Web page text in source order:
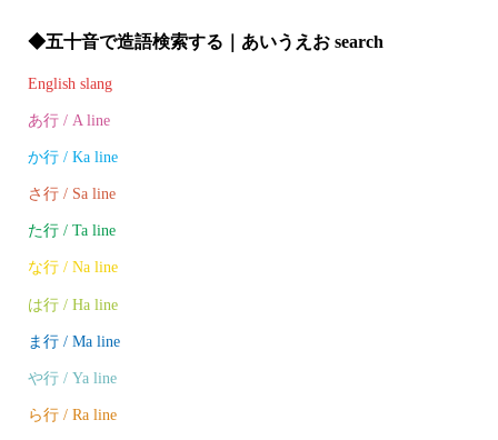
◆五十音で造語検索する｜あいうえお search
English slang
あ行 / A line
か行 / Ka line
さ行 / Sa line
た行 / Ta line
な行 / Na line
は行 / Ha line
ま行 / Ma line
や行 / Ya line
ら行 / Ra line